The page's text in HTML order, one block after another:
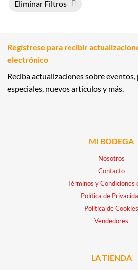
Eliminar Filtros
Regístrese para recibir
electrónico
Reciba actualizaciones sobre
especiales, nuevos artículos y más.
MI BODEGA
Nosotros
Contacto
Términos y Condiciones
Política de
Política de Cookies
Vendedores
LA TIENDA